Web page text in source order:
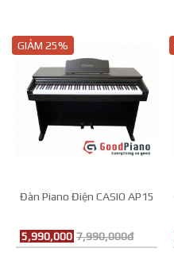
GIẢM 25%
Đàn Piano Điện CASIO AP15
5,990,000 7,990,000đ